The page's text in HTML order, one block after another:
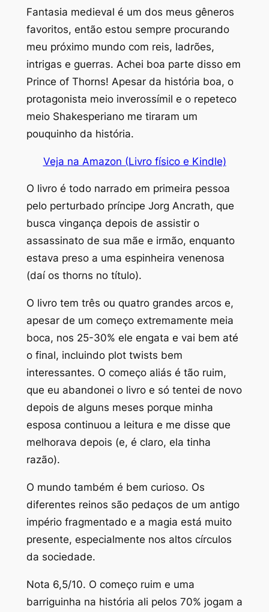
Fantasia medieval é um dos meus gêneros
favoritos, então estou sempre procurando
meu próximo mundo com reis, ladrões,
intrigas e guerras. Achei boa parte disso em
Prince of Thorns! Apesar da história boa, o
protagonista meio inverossímil e o repeteco
meio Shakesperiano me tiraram um
pouquinho da história.
Veja na Amazon (Livro físico e Kindle)
O livro é todo narrado em primeira pessoa
pelo perturbado príncipe Jorg Ancrath, que
busca vingança depois de assistir o
assassinato de sua mãe e irmão, enquanto
estava preso a uma espinheira venenosa
(daí os thorns no título).
O livro tem três ou quatro grandes arcos e,
apesar de um começo extremamente meia
boca, nos 25-30% ele engata e vai bem até
o final, incluindo plot twists bem
interessantes. O começo aliás é tão ruim,
que eu abandonei o livro e só tentei de novo
depois de alguns meses porque minha
esposa continuou a leitura e me disse que
melhorava depois (e, é claro, ela tinha
razão).
O mundo também é bem curioso. Os
diferentes reinos são pedaços de um antigo
império fragmentado e a magia está muito
presente, especialmente nos altos círculos
da sociedade.
Nota 6,5/10. O começo ruim e uma
barriguinha na história ali pelos 70% jogam a